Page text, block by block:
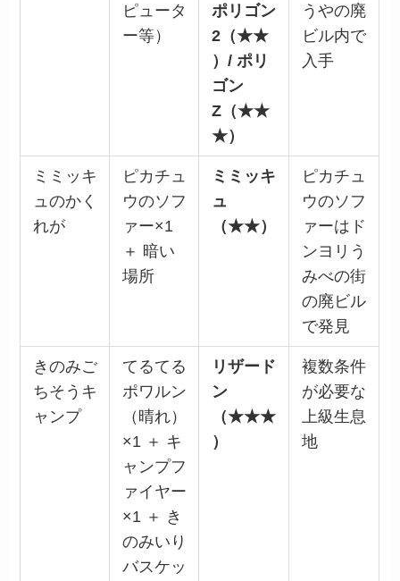
ピュータ
ー等）
ポリゴン
2（★★
）/ ポリ
ゴン
Z（★★
★）
うやの廃
ビル内で
入手
ミミッキ
ュのかく
れが
ピカチュ
ウのソフ
ァー×1
＋ 暗い
場所
ミミッキ
ュ
（★★）
ピカチュ
ウのソフ
ァーはド
ンヨリう
みべの街
の廃ビル
で発見
きのみご
ちそうキ
ャンプ
てるてる
ポワルン
（晴れ）
×1 ＋ キ
ャンプフ
ァイヤー
×1 ＋ き
のみいり
バスケッ
リザード
ン
（★★★
）
複数条件
が必要な
上級生息
地